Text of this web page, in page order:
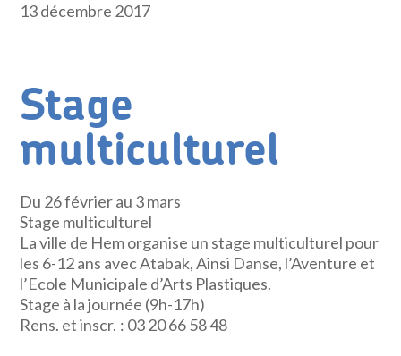
13 décembre 2017
Stage
multiculturel
Du 26 février au 3 mars
Stage multiculturel
La ville de Hem organise un stage multiculturel pour
les 6-12 ans avec Atabak, Ainsi Danse, l’Aventure et
l’Ecole Municipale d’Arts Plastiques.
Stage à la journée (9h-17h)
Rens. et inscr. : 03 20 66 58 48